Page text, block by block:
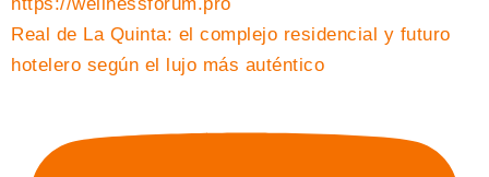
Real de La Quinta: el complejo residencial y futuro
hotelero según el lujo más auténtico